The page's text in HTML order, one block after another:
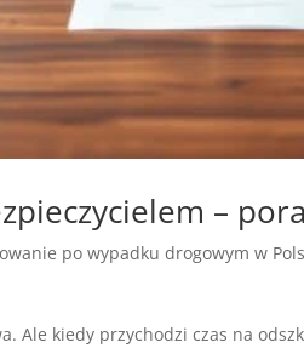
–
po wypadku drogowym w
Ale kiedy przychodzi czas na